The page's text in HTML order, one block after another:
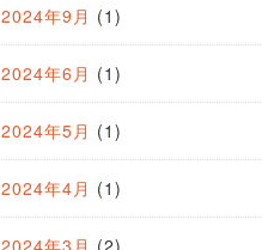
2024年9月 (1)
2024年6月 (1)
2024年5月 (1)
2024年4月 (1)